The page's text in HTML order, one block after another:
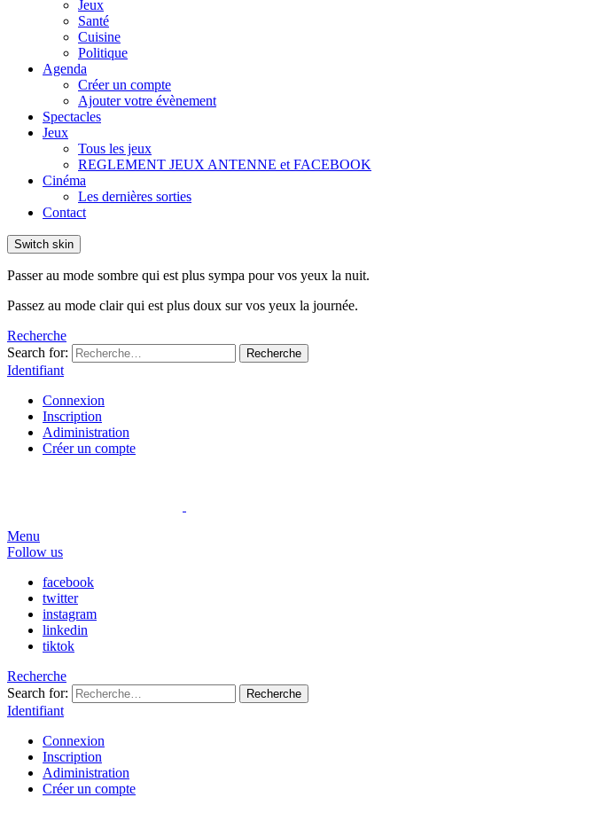
Jeux
Santé
Cuisine
Politique
Agenda
Créer un compte
Ajouter votre évènement
Spectacles
Jeux
Tous les jeux
REGLEMENT JEUX ANTENNE et FACEBOOK
Cinéma
Les dernières sorties
Contact
Switch skin
Passer au mode sombre qui est plus sympa pour vos yeux la nuit.
Passez au mode clair qui est plus doux sur vos yeux la journée.
Recherche
Search for:
Recherche
Identifiant
Connexion
Inscription
Adiministration
Créer un compte
Menu
Follow us
facebook
twitter
instagram
linkedin
tiktok
Recherche
Search for:
Recherche
Identifiant
Connexion
Inscription
Adiministration
Créer un compte